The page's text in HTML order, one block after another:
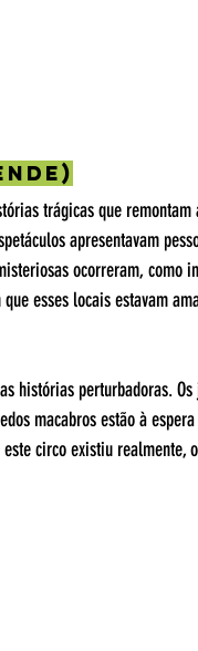
trágicas que remontam
apresentavam
ocorreram, como
esses locais estavam
histórias perturbadoras.
macabros estão à
circo existiu realmente,